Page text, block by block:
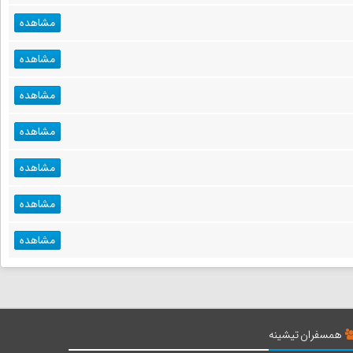
مشاهده
مشاهده
مشاهده
مشاهده
مشاهده
مشاهده
مشاهده
همسفران تیشینه